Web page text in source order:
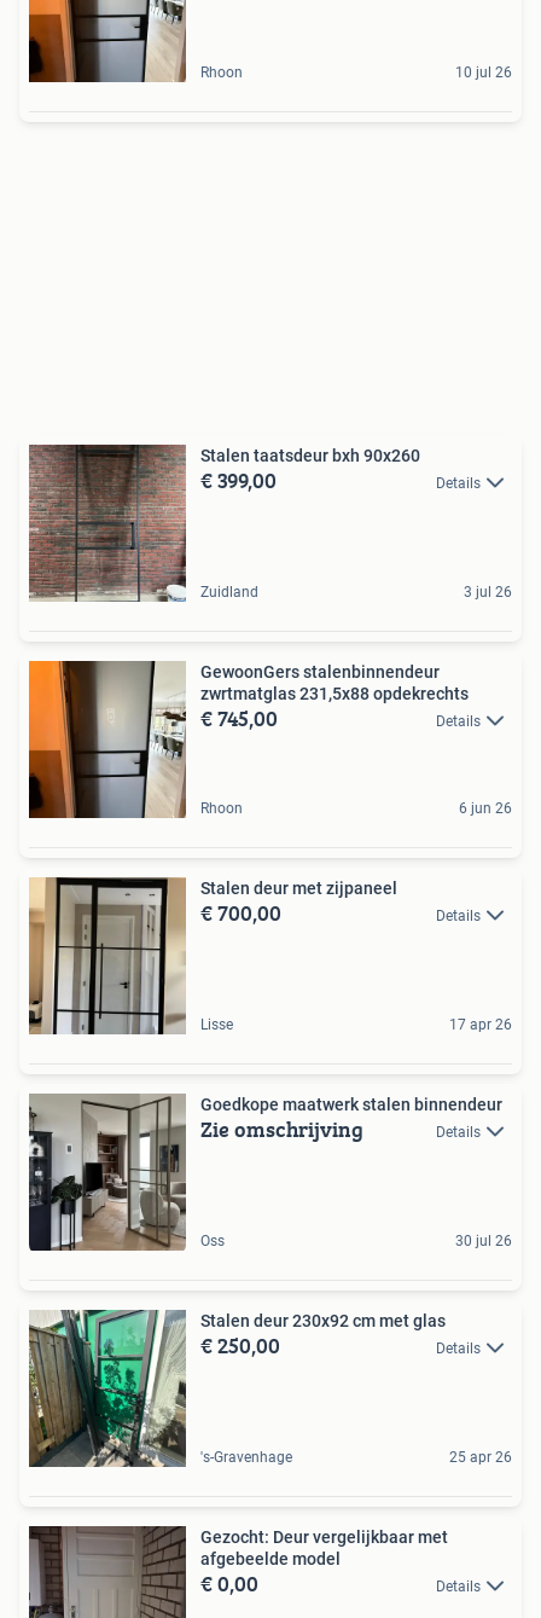
Rhoon 10 jul 26
Stalen taatsdeur bxh 90x260
€ 399,00 Details
Zuidland 3 jul 26
GewoonGers stalenbinnendeur
zwrtmatglas 231,5x88 opdekrechts
€ 745,00 Details
Rhoon 6 jun 26
Stalen deur met zijpaneel
€ 700,00 Details
Lisse 17 apr 26
Goedkope maatwerk stalen binnendeur
Zie omschrijving Details
Oss 30 jul 26
Stalen deur 230x92 cm met glas
€ 250,00 Details
's-Gravenhage 25 apr 26
Gezocht: Deur vergelijkbaar met
afgebeelde model
€ 0,00 Details